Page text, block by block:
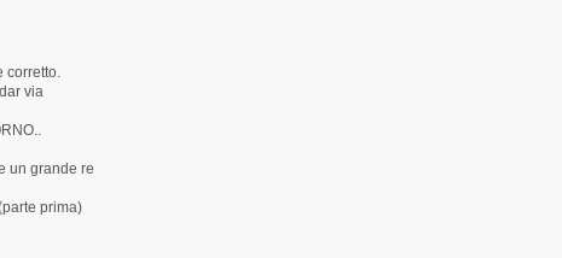
corretto.
via
un grande re
prima)